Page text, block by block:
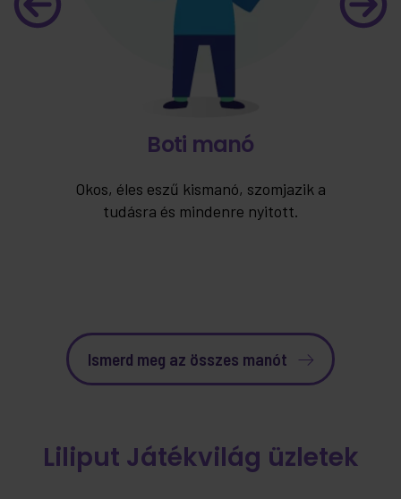
Boti manó
Okos, éles eszű kismanó, szomjazik a
tudásra és mindenre nyitott.
Ismerd meg az összes manót
Liliput Játékvilág üzletek